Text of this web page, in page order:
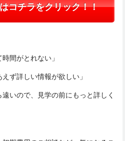
コチラをクリック！！
間がとれない」
ず詳しい情報が欲しい」
遠いので、見学の前にもっと詳しく